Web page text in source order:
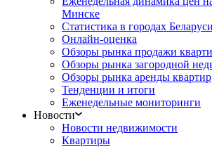
Минске
Статистика в городах Беларуси
Онлайн-оценка
Обзоры рынка продажи
Обзоры рынка загородной
Обзоры рынка аренды квартир
Тенденции и итоги
Еженедельные мониторинги
Новости
Новости недвижимости
Квартиры